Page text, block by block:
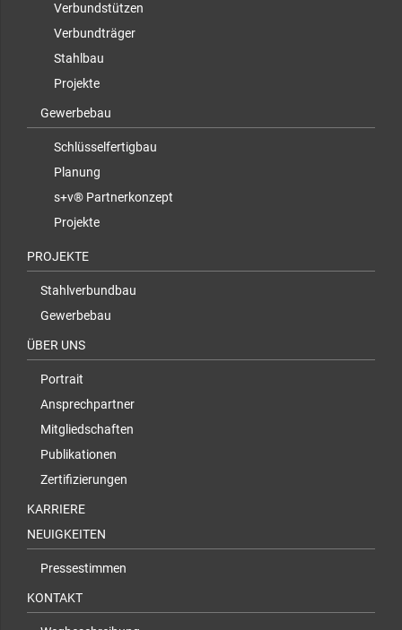
Verbundstützen
Verbundträger
Stahlbau
Projekte
Gewerbebau
Schlüsselfertigbau
Planung
s+v® Partnerkonzept
Projekte
PROJEKTE
Stahlverbundbau
Gewerbebau
ÜBER UNS
Portrait
Ansprechpartner
Mitgliedschaften
Publikationen
Zertifizierungen
KARRIERE
NEUIGKEITEN
Pressestimmen
KONTAKT